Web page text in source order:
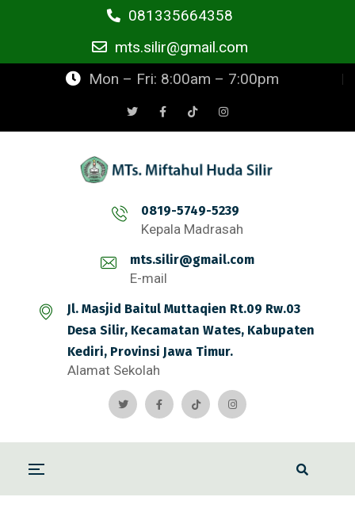
081335664358
mts.silir@gmail.com
Mon – Fri: 8:00am – 7:00pm
0819-5749-5239
Kepala Madrasah
mts.silir@gmail.com
E-mail
Jl. Masjid Baitul Muttaqien Rt.09 Rw.03
Desa Silir, Kecamatan Wates, Kabupaten
Kediri, Provinsi Jawa Timur.
Alamat Sekolah